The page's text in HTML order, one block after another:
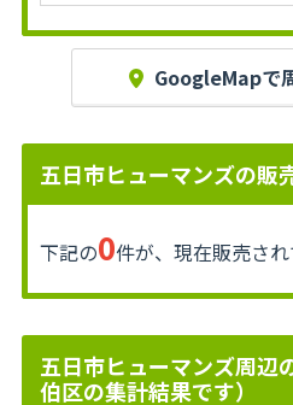
GoogleMapで
五日市ヒューマンズの販
下記の0件が、現在販売され
五日市ヒューマンズ周辺
伯区の集計結果です）